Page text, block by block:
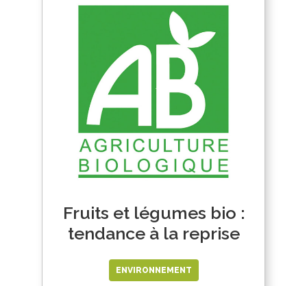
Fruits et légumes bio :
tendance à la reprise
ENVIRONNEMENT